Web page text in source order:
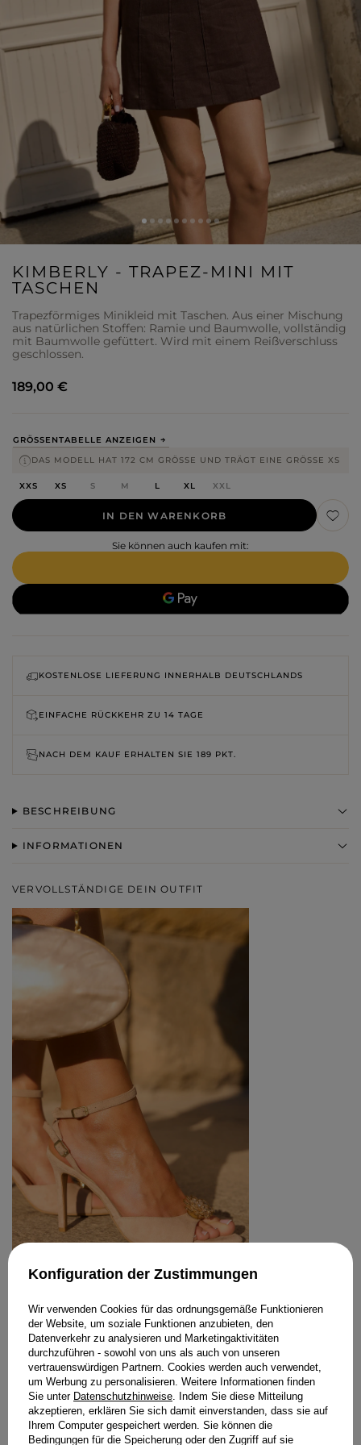
KIMBERLY - TRAPEZ-MINI MIT
TASCHEN
Trapezförmiges Minikleid mit Taschen. Aus einer Mischung
aus natürlichen Stoffen: Ramie und Baumwolle, vollständig
mit Baumwolle gefüttert. Wird mit einem Reißverschluss
geschlossen.
GRÖSSENTABELLE ANZEIGEN
DAS MODELL HAT 172 CM GRÖSSE UND TRÄGT EINE GRÖSSE XS
XXS XS S M L XL XXL
IN DEN WARENKORB
Sie können auch kaufen mit:
189,00 €
KOSTENLOSE LIEFERUNG INNERHALB DEUTSCHLANDS
EINFACHE RÜCKKEHR ZU 14 TAGE
NACH DEM KAUF ERHALTEN SIE 189 PKT.
BESCHREIBUNG
INFORMATIONEN
VERVOLLSTÄNDIGE DEIN OUTFIT
MOTION - SANDALEN AUS WILDLEDER
219,00 €
IN DEN WARENKORB
STYLING KAUFEN
Konfiguration der Zustimmungen
Wir verwenden Cookies für das ordnungsgemäße Funktionieren
der Website, um soziale Funktionen anzubieten, den
Datenverkehr zu analysieren und Marketingaktivitäten
durchzuführen - sowohl von uns als auch von unseren
vertrauenswürdigen Partnern. Cookies werden auch verwendet,
um Werbung zu personalisieren. Weitere Informationen finden
Sie unter Datenschutzhinweise. Indem Sie diese Mitteilung
akzeptieren, erklären Sie sich damit einverstanden, dass sie auf
Ihrem Computer gespeichert werden. Sie können die
Bedingungen für die Speicherung oder den Zugriff auf sie